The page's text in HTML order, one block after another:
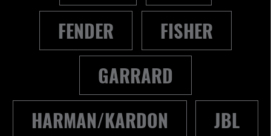
FENDER
FISHER
GARRARD
HARMAN/KARDON
JBL